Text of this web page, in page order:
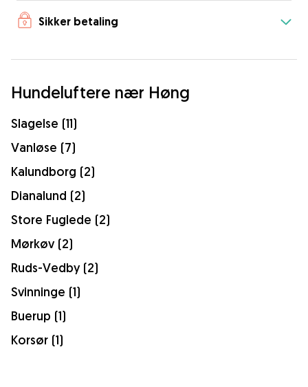
Sikker betaling
Hundeluftere nær Høng
Slagelse (11)
Vanløse (7)
Kalundborg (2)
Dianalund (2)
Store Fuglede (2)
Mørkøv (2)
Ruds-Vedby (2)
Svinninge (1)
Buerup (1)
Korsør (1)